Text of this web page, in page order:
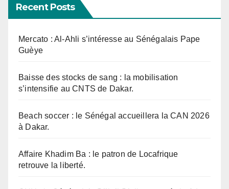
Recent Posts
Mercato : Al-Ahli s’intéresse au Sénégalais Pape
Guèye
Baisse des stocks de sang : la mobilisation
s’intensifie au CNTS de Dakar.
Beach soccer : le Sénégal accueillera la CAN 2026
à Dakar.
Affaire Khadim Ba : le patron de Locafrique
retrouve la liberté.